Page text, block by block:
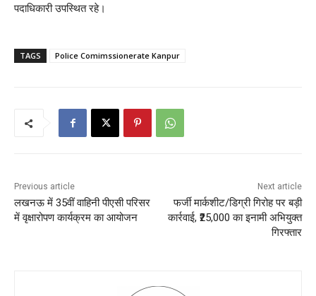
पदाधिकारी उपस्थित रहे।
TAGS Police Comimssionerate Kanpur
Previous article
लखनऊ में 35वीं वाहिनी पीएसी परिसर
में वृक्षारोपण कार्यक्रम का आयोजन
Next article
फर्जी मार्कशीट/डिग्री गिरोह पर बड़ी
कार्रवाई, ₹25,000 का इनामी अभियुक्त
गिरफ्तार